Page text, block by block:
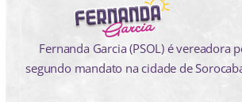
Fernanda Garcia (PSOL) é vereadora
segundo mandato na cidade de